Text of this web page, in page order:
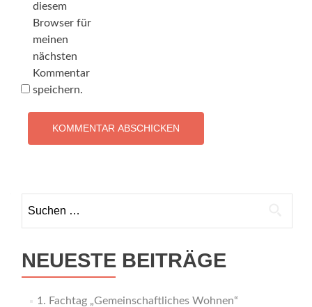
diesem
Browser für
meinen
nächsten
Kommentar
speichern.
nach:
NEUESTE BEITRÄGE
1. Fachtag „Gemeinschaftliches Wohnen“